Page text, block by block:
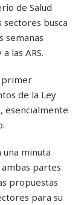
de Salud
busca
semanas
las ARS.
primer
de la Ley
esencialmente
minuta
partes
propuestas
para su